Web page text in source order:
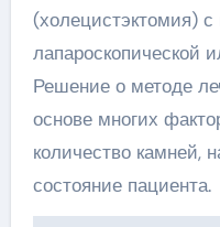
(холецистэктомия)
лапароскопической
Решение о методе
основе многих
количество камней,
состояние пациента.